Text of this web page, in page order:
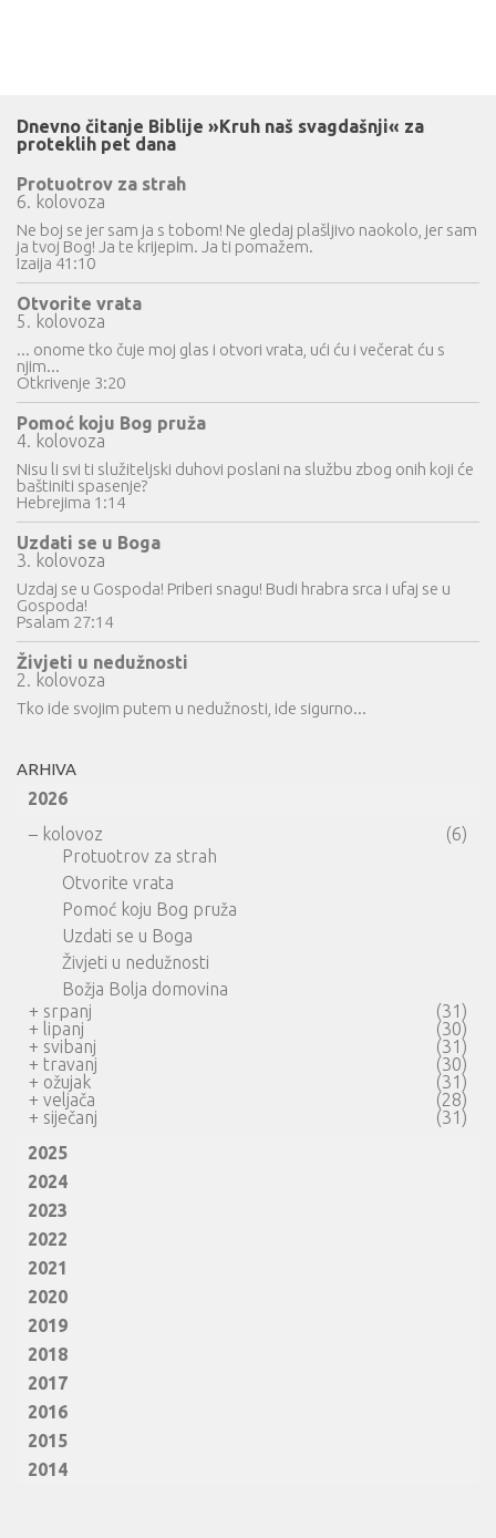
Dnevno čitanje Biblije »Kruh naš svagdašnji« za
proteklih pet dana
Protuotrov za strah
6. kolovoza
Ne boj se jer sam ja s tobom! Ne gledaj plašljivo naokolo, jer sam
ja tvoj Bog! Ja te krijepim. Ja ti pomažem.
Izaija 41:10
Otvorite vrata
5. kolovoza
... onome tko čuje moj glas i otvori vrata, ući ću i večerat ću s
njim...
Otkrivenje 3:20
Pomoć koju Bog pruža
4. kolovoza
Nisu li svi ti služiteljski duhovi poslani na službu zbog onih koji će
baštiniti spasenje?
Hebrejima 1:14
Uzdati se u Boga
3. kolovoza
Uzdaj se u Gospoda! Priberi snagu! Budi hrabra srca i ufaj se u
Gospoda!
Psalam 27:14
Živjeti u nedužnosti
2. kolovoza
Tko ide svojim putem u nedužnosti, ide sigurno...
ARHIVA
2026
– kolovoz
(6)
Protuotrov za strah
Otvorite vrata
Pomoć koju Bog pruža
Uzdati se u Boga
Živjeti u nedužnosti
Božja Bolja domovina
+ srpanj
(31)
+ lipanj
(30)
+ svibanj
(31)
+ travanj
(30)
+ ožujak
(31)
+ veljača
(28)
+ siječanj
(31)
2025
2024
2023
2022
2021
2020
2019
2018
2017
2016
2015
2014